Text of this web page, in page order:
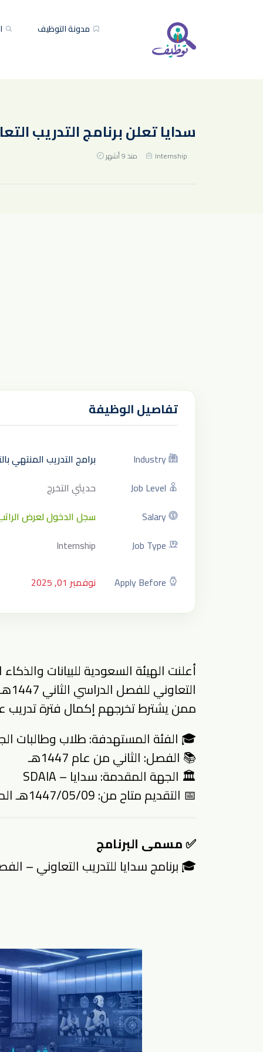
مدونة التوظيف
سدايا تعلن برنامج التدريب
Internship منذ 9 أشهر
تفاصيل الوظيفة
Industry
برامج التدريب المنتهي
Job Level
حديثي التخرج
Salary
سجل الدخول لعرض
Job Type
Internship
Apply Before نوفمبر 01, 2025
أعلنت الهيئة السعودية للبيانات
ممن يشترط تخرجهم إكمال فترة تدريب
🎓 الفئة المستهدفة: طلاب وطالبات
📚 الفصل: الثاني من عام 1447هـ
🏛️ الجهة المقدمة: سدايا – SDAIA
📅 التقديم متاح من: 1447/05/09هـ الموافق 2025/10/31م
✅ مسمى البرنامج
🎓 برنامج سدايا للتدريب التعاوني – الفصل